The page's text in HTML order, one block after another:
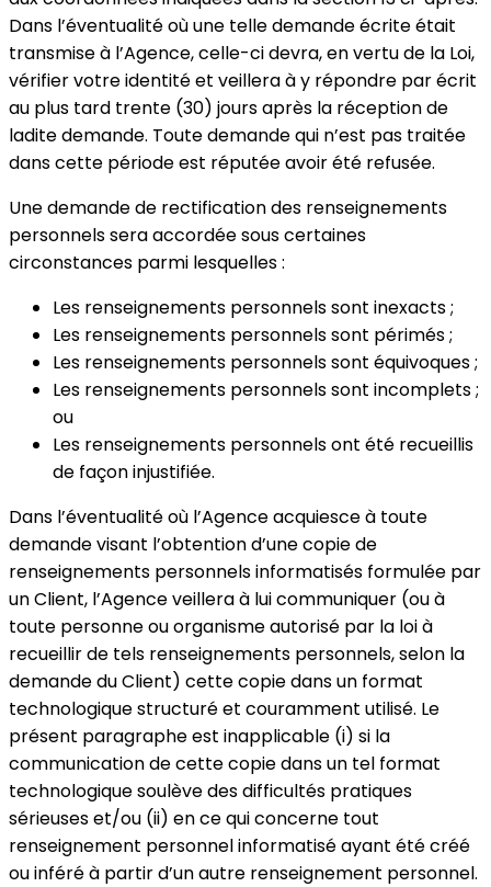
Dans l’éventualité où une telle demande écrite était
transmise à l’Agence, celle-ci devra, en vertu de la Loi,
vérifier votre identité et veillera à y répondre par écrit
au plus tard trente (30) jours après la réception de
ladite demande. Toute demande qui n’est pas traitée
dans cette période est réputée avoir été refusée.
Une demande de rectification des renseignements
personnels sera accordée sous certaines
circonstances parmi lesquelles :
Les renseignements personnels sont inexacts ;
Les renseignements personnels sont périmés ;
Les renseignements personnels sont équivoques ;
Les renseignements personnels sont incomplets ;
ou
Les renseignements personnels ont été recueillis
de façon injustifiée.
Dans l’éventualité où l’Agence acquiesce à toute
demande visant l’obtention d’une copie de
renseignements personnels informatisés formulée par
un Client, l’Agence veillera à lui communiquer (ou à
toute personne ou organisme autorisé par la loi à
recueillir de tels renseignements personnels, selon la
demande du Client) cette copie dans un format
technologique structuré et couramment utilisé. Le
présent paragraphe est inapplicable (i) si la
communication de cette copie dans un tel format
technologique soulève des difficultés pratiques
sérieuses et/ou (ii) en ce qui concerne tout
renseignement personnel informatisé ayant été créé
ou inféré à partir d’un autre renseignement personnel.